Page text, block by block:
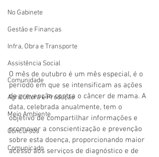
No Gabinete
Gestão e Finanças
Infra, Obra e Transporte
Assistência Social
Comunidade
Agricultura e Produção
Meio Ambiente
Concursos
Comunicado
O mês de outubro é um mês especial, é o
período em que se intensificam as ações
de prevenção contra o câncer de mama. A
data, celebrada anualmente, tem o
objetivo de compartilhar informações e
promover a conscientização e prevenção
sobre esta doença, proporcionando maior
acesso aos serviços de diagnóstico e de